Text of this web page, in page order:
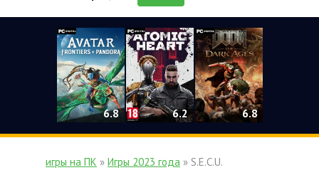
6.8 6.2 6.8
игры на ПК » Игры 2023 года » S.E.C.U.